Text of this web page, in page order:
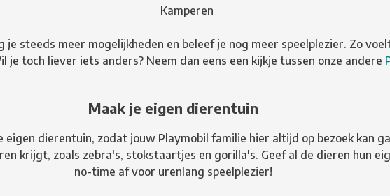
Kamperen
steeds meer mogelijkheden en beleef je nog meer speelplezier. Zo
je toch liever iets anders? Neem dan eens een kijkje tussen onze andere
Maak je eigen dierentuin
eigen dierentuin, zodat jouw Playmobil familie hier altijd op bezoek kan
krijgt, zoals zebra's, stokstaartjes en gorilla's. Geef al de dieren hun
no-time af voor urenlang speelplezier!